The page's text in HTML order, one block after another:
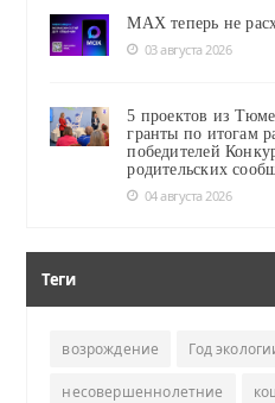
MAX теперь не
03 августа 2026
5 проектов из
гранты по итогам
победителей
родительских
04 августа 2026
Теги
возрождение Год
несовершеннолетние